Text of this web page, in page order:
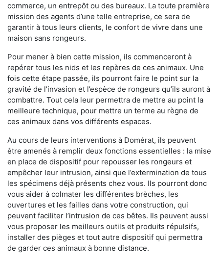
commerce, un entrepôt ou des bureaux. La toute première
mission des agents d’une telle entreprise, ce sera de
garantir à tous leurs clients, le confort de vivre dans une
maison sans rongeurs.
Pour mener à bien cette mission, ils commenceront à
repérer tous les nids et les repères de ces animaux. Une
fois cette étape passée, ils pourront faire le point sur la
gravité de l’invasion et l’espèce de rongeurs qu’ils auront à
combattre. Tout cela leur permettra de mettre au point la
meilleure technique, pour mettre un terme au règne de
ces animaux dans vos différents espaces.
Au cours de leurs interventions à Domérat, ils peuvent
être amenés à remplir deux fonctions essentielles : la mise
en place de dispositif pour repousser les rongeurs et
empêcher leur intrusion, ainsi que l’extermination de tous
les spécimens déjà présents chez vous. Ils pourront donc
vous aider à colmater les différentes brèches, les
ouvertures et les failles dans votre construction, qui
peuvent faciliter l’intrusion de ces bêtes. Ils peuvent aussi
vous proposer les meilleurs outils et produits répulsifs,
installer des pièges et tout autre dispositif qui permettra
de garder ces animaux à bonne distance.